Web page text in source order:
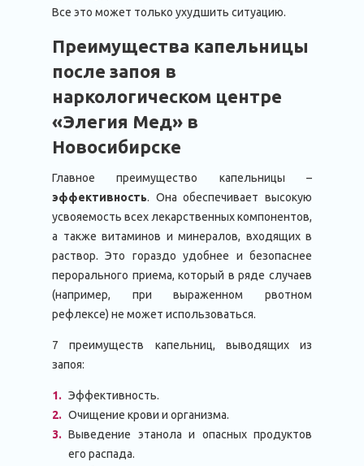
Все это может только ухудшить ситуацию.
Преимущества капельницы
после запоя в
наркологическом центре
«Элегия Мед» в
Новосибирске
Главное преимущество капельницы –
эффективность. Она обеспечивает высокую
усвояемость всех лекарственных компонентов,
а также витаминов и минералов, входящих в
раствор. Это гораздо удобнее и безопаснее
перорального приема, который в ряде случаев
(например, при выраженном рвотном
рефлексе) не может использоваться.
7 преимуществ капельниц, выводящих из
запоя:
Эффективность.
Очищение крови и организма.
Выведение этанола и опасных продуктов
его распада.